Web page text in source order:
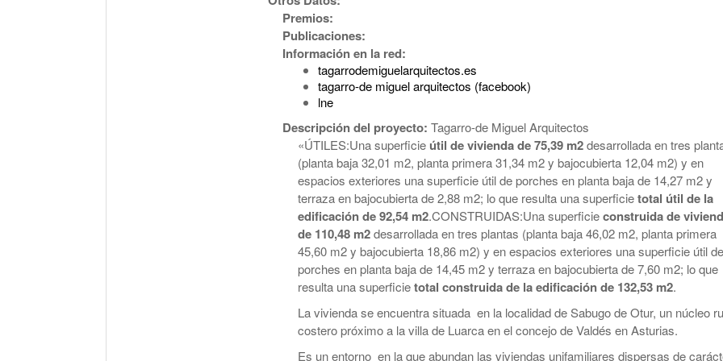
Premios:
Publicaciones:
Información en la red:
tagarrodemiguelarquitectos.es
tagarro-de miguel arquitectos (facebook)
lne
Descripción del proyecto: Tagarro-de Miguel Arquitectos
«ÚTILES:Una superficie útil de vivienda de 75,39 m2desarrollada en tres
(planta baja 32,01 m2, planta primera 31,34 m2 y bajocubierta 12,04 m2) y en
espacios exteriores una superficie útil de porches en planta baja de 14,27 m2 y
terraza en bajocubierta de 2,88 m2; lo que resulta una superficietotal útil de la
edificación de 92,54 m2.CONSTRUIDAS:Una superficieconstruida de
de 110,48 m2desarrollada en tres plantas (planta baja 46,02 m2, planta primera
45,60 m2 y bajocubierta 18,86 m2) y en espacios exteriores una superficie útil de
porches en planta baja de 14,45 m2 y terraza en bajocubierta de 7,60 m2; lo que
resulta una superficietotal construida de la edificación de 132,53 m2.
La vivienda se encuentra situada en la localidad de Sabugo de Otur, un núcleo
costero próximo a la villa de Luarca en el concejo de Valdés en Asturias.
Es un entorno en la que abundan las viviendas unifamiliares dispersas de